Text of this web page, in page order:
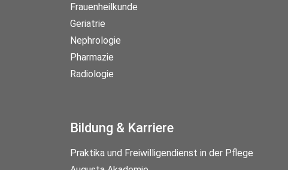
Frauenheilkunde
Geriatrie
Nephrologie
Pharmazie
Radiologie
Bildung & Karriere
Praktika und Freiwilligendienst in der Pflege